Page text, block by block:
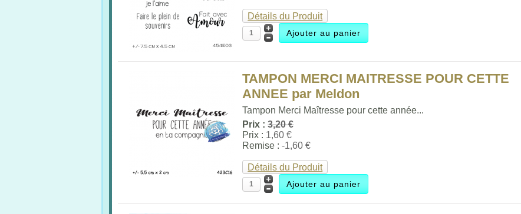
Détails du Produit
TAMPON MERCI MAITRESSE POUR CETTE
ANNEE par Meldon
Tampon Merci Maîtresse pour cette année...
Prix :3,20 €
Prix : 1,60 €
Remise :-1,60 €
Détails du Produit